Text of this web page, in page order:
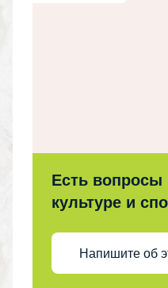
Есть вопросы
культуре и
Напишите об